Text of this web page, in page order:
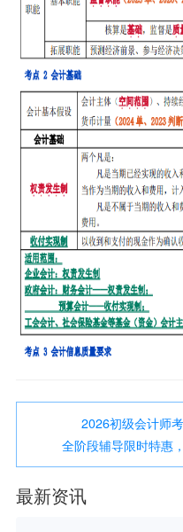
2026初级会计师
全阶段辅导限时特惠
最新资讯